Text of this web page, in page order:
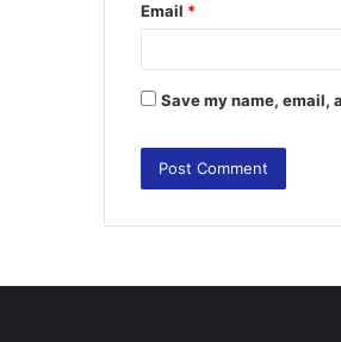
Email *
Save my name, email,